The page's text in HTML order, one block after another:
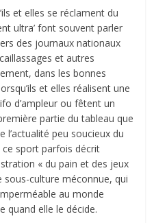
et elles se réclament du
ultra’ font souvent parler
des journaux nationaux
et autres
dans les bonnes
et elles réalisent une
d’ampleur ou fêtent un
partie du tableau que
peu soucieux du
sport parfois décrit
« du pain et des jeux
sous-culture méconnue, qui
au monde
quand elle le décide.